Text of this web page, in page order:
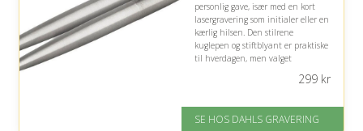
personlig gave, især med en kort
lasergravering som initialer eller en
kærlig hilsen. Den stilrene
kuglepen og stiftblyant er praktiske
til hverdagen, men valget
På lager
Levering: 2-3 dage
299kr
SE HOS DAHLS GRAVERING